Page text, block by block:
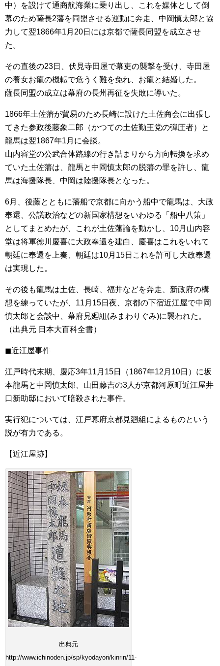
中）を設けて通商航海業に乗り出し、これを媒体として倒
幕のため薩長2藩を同盟させる運動に奔走、中岡慎太郎と協
力して翌1866年1月20日には京都で薩長同盟を成立させ
た。
その直後の23日、伏見寺田屋で幕吏の襲撃を受け、寺田屋
の養女お龍の機転で危うく難を免れ、お龍と結婚した。
薩長同盟の成立は幕府の長州再征を失敗に導いた。
1866年土佐藩が貿易のため長崎に設けた土佐商会に出張し
てきた参政後藤象二郎（かつての土佐勤王党の弾圧者）と
龍馬は翌1867年1月に会談。
山内容堂の公武合体路線の行き詰まりから方向転換を求め
ていた土佐藩は、龍馬と中岡慎太郎の脱藩の罪を許し、龍
馬は海援隊長、中岡は陸援隊長となった。
6月、後藤とともに藩船で京都に向かう船中で龍馬は、大政
奉還、公議政治などの新国家構想をいわゆる「船中八策」
としてまとめたが、これが土佐藩論を動かし、10月山内容
堂は将軍徳川慶喜に大政奉還を建白、慶喜はこれをいれて
朝廷に奉還を上奏、朝廷は10月15日これを許可し大政奉還
は実現した。
その後も龍馬は土佐、長崎、福井などを奔走、新政府の構
想を練っていたが、11月15日夜、京都の下宿近江屋で中岡
慎太郎と会談中、幕府見廻組(みまわりぐみ)に襲われた。
（出典元 日本大百科全書）
◼︎近江屋事件
江戸時代末期、慶応3年11月15日（1867年12月10日）に坂
本龍馬と中岡慎太郎、山田藤吉の3人が京都河原町近江屋井
口新助邸において暗殺された事件。
実行犯については、江戸幕府京都見廻組によるものという
説が有力である。
【近江屋跡】
出典元
http://www.ichinoden.jp/sp/kyodayori/kinrin/11-